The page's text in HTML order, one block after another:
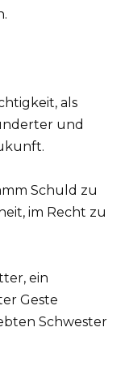
als
und
Schuld zu
im Recht zu
ein
Geste
Schwester